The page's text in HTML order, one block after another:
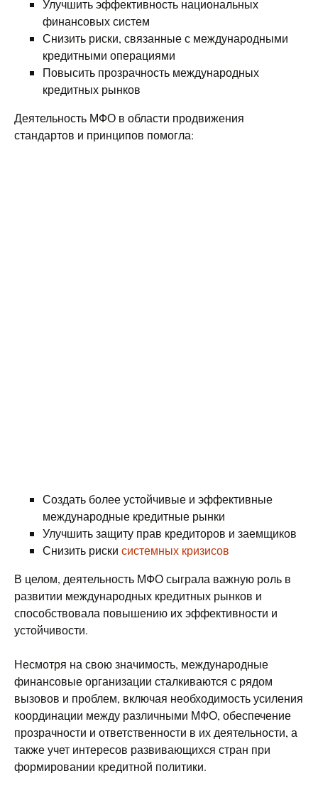
Улучшить эффективность национальных
финансовых систем
Снизить риски, связанные с международными
кредитными операциями
Повысить прозрачность международных
кредитных рынков
Деятельность МФО в области продвижения
стандартов и принципов помогла:
Создать более устойчивые и эффективные
международные кредитные рынки
Улучшить защиту прав кредиторов и заемщиков
Снизить риски системных кризисов
В целом, деятельность МФО сыграла важную роль в
развитии международных кредитных рынков и
способствовала повышению их эффективности и
устойчивости.
Несмотря на свою значимость, международные
финансовые организации сталкиваются с рядом
вызовов и проблем, включая необходимость усиления
координации между различными МФО, обеспечение
прозрачности и ответственности в их деятельности, а
также учет интересов развивающихся стран при
формировании кредитной политики.